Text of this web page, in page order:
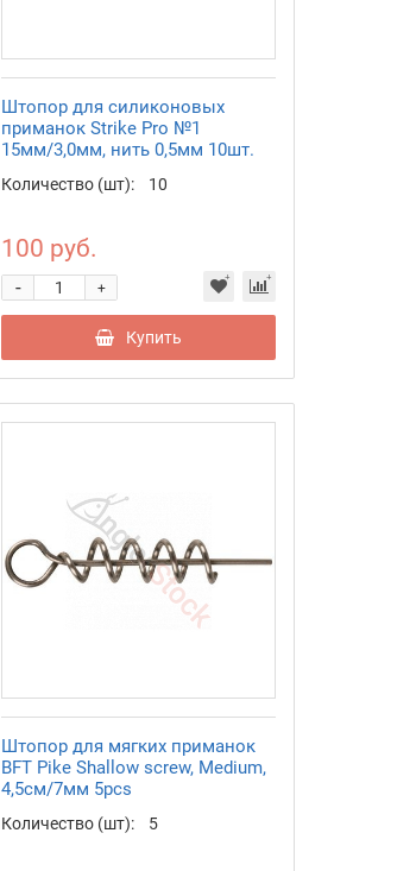
Штопор для силиконовых
приманок Strike Pro №1
15мм/3,0мм, нить 0,5мм 10шт.
Количество (шт): 10
100 руб.
+
-
Купить
Штопор для мягких приманок
BFT Pike Shallow screw, Medium,
4,5см/7мм 5pcs
Количество (шт): 5